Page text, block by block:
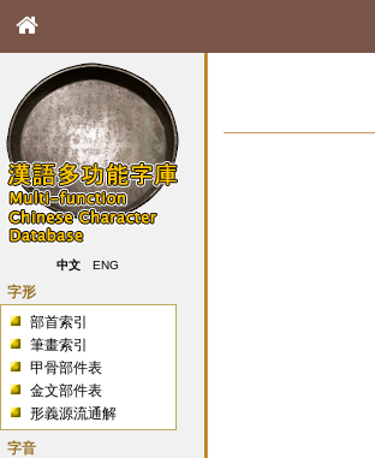
中文 ENG
字形
部首索引
筆畫索引
甲骨部件表
金文部件表
形義源流通解
字音